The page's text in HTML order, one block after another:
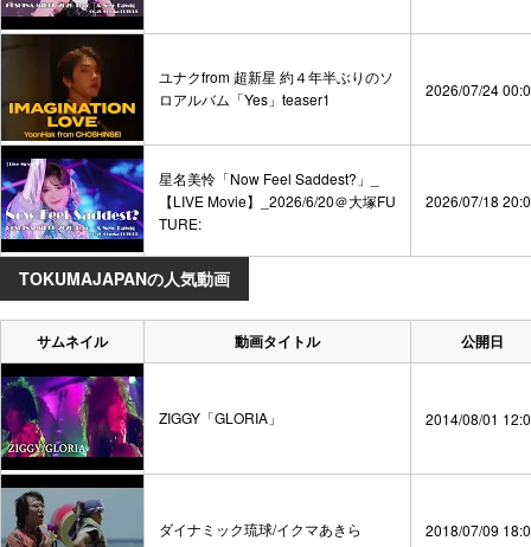
ユナクfrom 超新星 約４年半ぶりのソ
ロアルバム「Yes」teaser1
2026/07/24
星名美怜「Now Feel Saddest?」_
【LIVE Movie】_2026/6/20＠大塚FU
TURE:
2026/07/18
TOKUMAJAPANの人気動画
サムネイル 動画タイトル 公開日
ZIGGY「GLORIA」 2014/08/01
ダイナミック琉球/イクマあきら 2018/07/09